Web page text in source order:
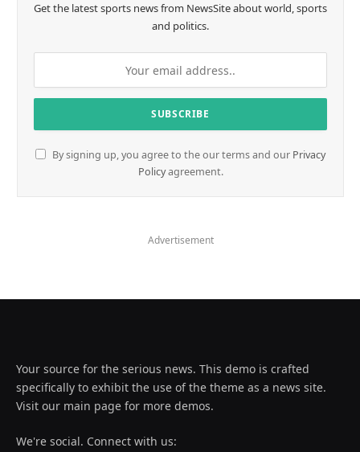
Get the latest sports news from NewsSite about world, sports
and politics.
By signing up, you agree to the our terms and our Privacy
Policyagreement.
Advertisement
Your source for the serious news. This demo is crafted
specifically to exhibit the use of the theme as a news site.
Visit our main page for more demos.
We're social. Connect with us: